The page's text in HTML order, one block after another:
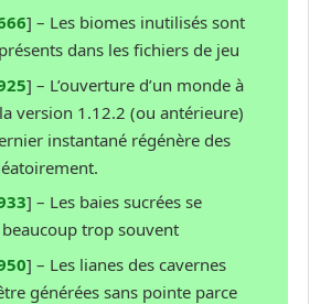
] – Les biomes inutilisés sont
dans les fichiers de jeu
] – L’ouverture d’un monde à
version 1.12.2 (ou antérieure)
instantané régénère des
] – Les baies sucrées se
trop souvent
] – Les lianes des cavernes
générées sans pointe parce